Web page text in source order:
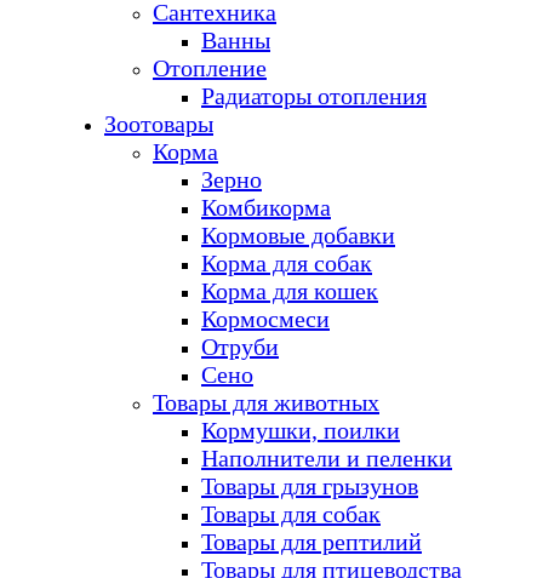
Сантехника
Ванны
Отопление
Радиаторы отопления
Зоотовары
Корма
Зерно
Комбикорма
Кормовые добавки
Корма для собак
Корма для кошек
Кормосмеси
Отруби
Сено
Товары для животных
Кормушки, поилки
Наполнители и пеленки
Товары для грызунов
Товары для собак
Товары для рептилий
Товары для птицеводства